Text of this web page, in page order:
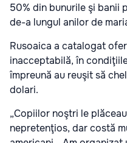
50% din bunurile şi banii
de-a lungul anilor de
Rusoaica a catalogat
inacceptabilă, în
împreună au reuşit să
dolari.
„Copiilor noştri le
nepretenţios, dar costă